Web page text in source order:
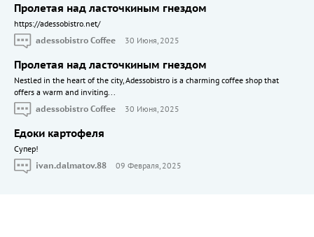
Пролетая над ласточкиным гнездом
https://adessobistro.net/
adessobistro Coffee
30 Июня, 2025
Пролетая над ласточкиным гнездом
Nestled in the heart of the city, Adessobistro is a charming coffee shop that
offers a warm and inviting...
adessobistro Coffee
30 Июня, 2025
Едоки картофеля
Cупер!
ivan.dalmatov.88
09 Февраля, 2025